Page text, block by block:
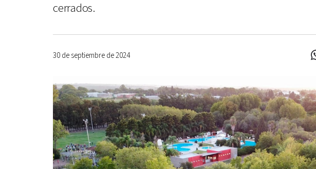
cerrados.
30 de septiembre de 2024